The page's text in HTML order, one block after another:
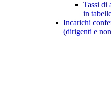
Tassi di
in
Incarichi
(dirigenti e